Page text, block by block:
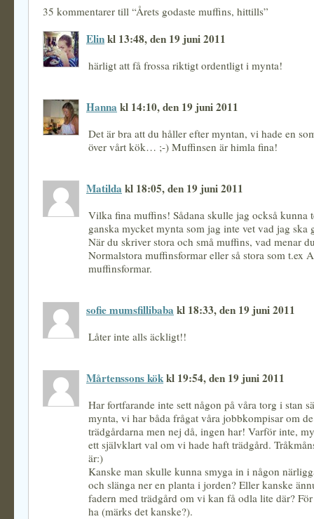
35 kommentarer till “Årets godaste muffins, hittills”
Elinkl 13:48, den 19 juni 2011
härligt att få frossa riktigt ordentligt i mynta!
Hanna kl 14:10, den 19 juni 2011
Det är bra att du håller efter myntan, vi hade en
över vårt kök… ;-) Muffinsen är himla fina!
Matilda kl 18:05, den 19 juni 2011
Vilka fina muffins! Sådana skulle jag också kunna
ganska mycket mynta som jag inte vet vad jag ska
När du skriver stora och små muffins, vad menar
Normalstora muffinsformar eller så stora som t.ex
muffinsformar.
sofie mumsfillibaba kl 18:33, den 19 juni 2011
Låter inte alls äckligt!!
Mårtenssons kökkl 19:54, den 19 juni 2011
Har fortfarande inte sett någon på våra torg i stan
mynta, vi har båda frågat våra jobbkompisar om
trädgårdarna men nej då, ingen har! Varför inte,
ett självklart val om vi hade haft trädgård.
är:)
Kanske man skulle kunna smyga in i någon
och slänga ner en planta i jorden? Eller kanske
fadern med trädgård om vi kan få odla lite där?
ha (märks det kanske?).